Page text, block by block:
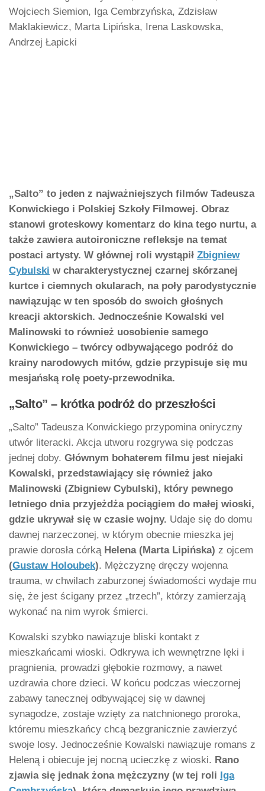
Wojciech Siemion, Iga Cembrzyńska, Zdzisław
Maklakiewicz, Marta Lipińska, Irena Laskowska,
Andrzej Łapicki
„Salto” to jeden z najważniejszych filmów Tadeusza
Konwickiego i Polskiej Szkoły Filmowej. Obraz
stanowi groteskowy komentarz do kina tego nurtu, a
także zawiera autoironiczne refleksje na temat
postaci artysty. W głównej roli wystąpił Zbigniew
Cybulski w charakterystycznej czarnej skórzanej
kurtce i ciemnych okularach, na poły parodystycznie
nawiązując w ten sposób do swoich głośnych
kreacji aktorskich. Jednocześnie Kowalski vel
Malinowski to również uosobienie samego
Konwickiego – twórcy odbywającego podróż do
krainy narodowych mitów, gdzie przypisuje się mu
mesjańską rolę poety-przewodnika.
„Salto” – krótka podróż do przeszłości
„Salto” Tadeusza Konwickiego przypomina oniryczny
utwór literacki. Akcja utworu rozgrywa się podczas
jednej doby. Głównym bohaterem filmu jest niejaki
Kowalski, przedstawiający się również jako
Malinowski (Zbigniew Cybulski), który pewnego
letniego dnia przyjeżdża pociągiem do małej wioski,
gdzie ukrywał się w czasie wojny. Udaje się do domu
dawnej narzeczonej, w którym obecnie mieszka jej
prawie dorosła córką Helena (Marta Lipińska) z ojcem
(Gustaw Holoubek). Mężczyznę dręczy wojenna
trauma, w chwilach zaburzonej świadomości wydaje mu
się, że jest ścigany przez „trzech”, którzy zamierzają
wykonać na nim wyrok śmierci.
Kowalski szybko nawiązuje bliski kontakt z
mieszkańcami wioski. Odkrywa ich wewnętrzne lęki i
pragnienia, prowadzi głębokie rozmowy, a nawet
uzdrawia chore dzieci. W końcu podczas wieczornej
zabawy tanecznej odbywającej się w dawnej
synagodze, zostaje wzięty za natchnionego proroka,
któremu mieszkańcy chcą bezgranicznie zawierzyć
swoje losy. Jednocześnie Kowalski nawiązuje romans z
Heleną i obiecuje jej nocną ucieczkę z wioski. Rano
zjawia się jednak żona mężczyzny (w tej roli Iga